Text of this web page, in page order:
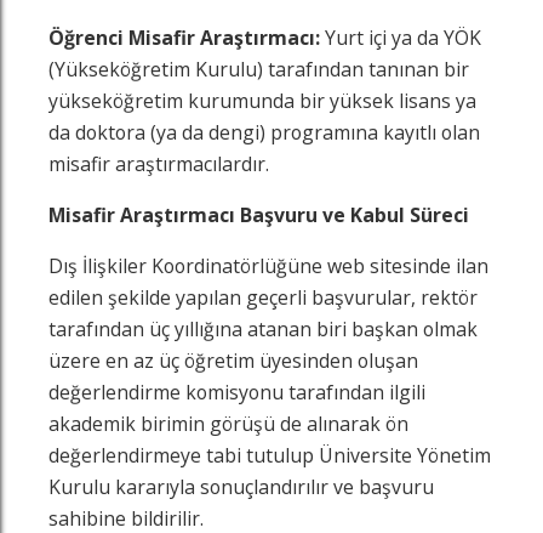
Öğrenci Misafir Araştırmacı:Yurt içi ya da YÖK
(Yükseköğretim Kurulu) tarafından tanınan bir
yükseköğretim kurumunda bir yüksek lisans ya
da doktora (ya da dengi) programına kayıtlı olan
misafir araştırmacılardır.
Misafir Araştırmacı Başvuru ve Kabul Süreci
Dış İlişkiler Koordinatörlüğüne web sitesinde ilan
edilen şekilde yapılan geçerli başvurular, rektör
tarafından üç yıllığına atanan biri başkan olmak
üzere en az üç öğretim üyesinden oluşan
değerlendirme komisyonu tarafından ilgili
akademik birimin görüşü de alınarak ön
değerlendirmeye tabi tutulup Üniversite Yönetim
Kurulu kararıyla sonuçlandırılır ve başvuru
sahibine bildirilir.